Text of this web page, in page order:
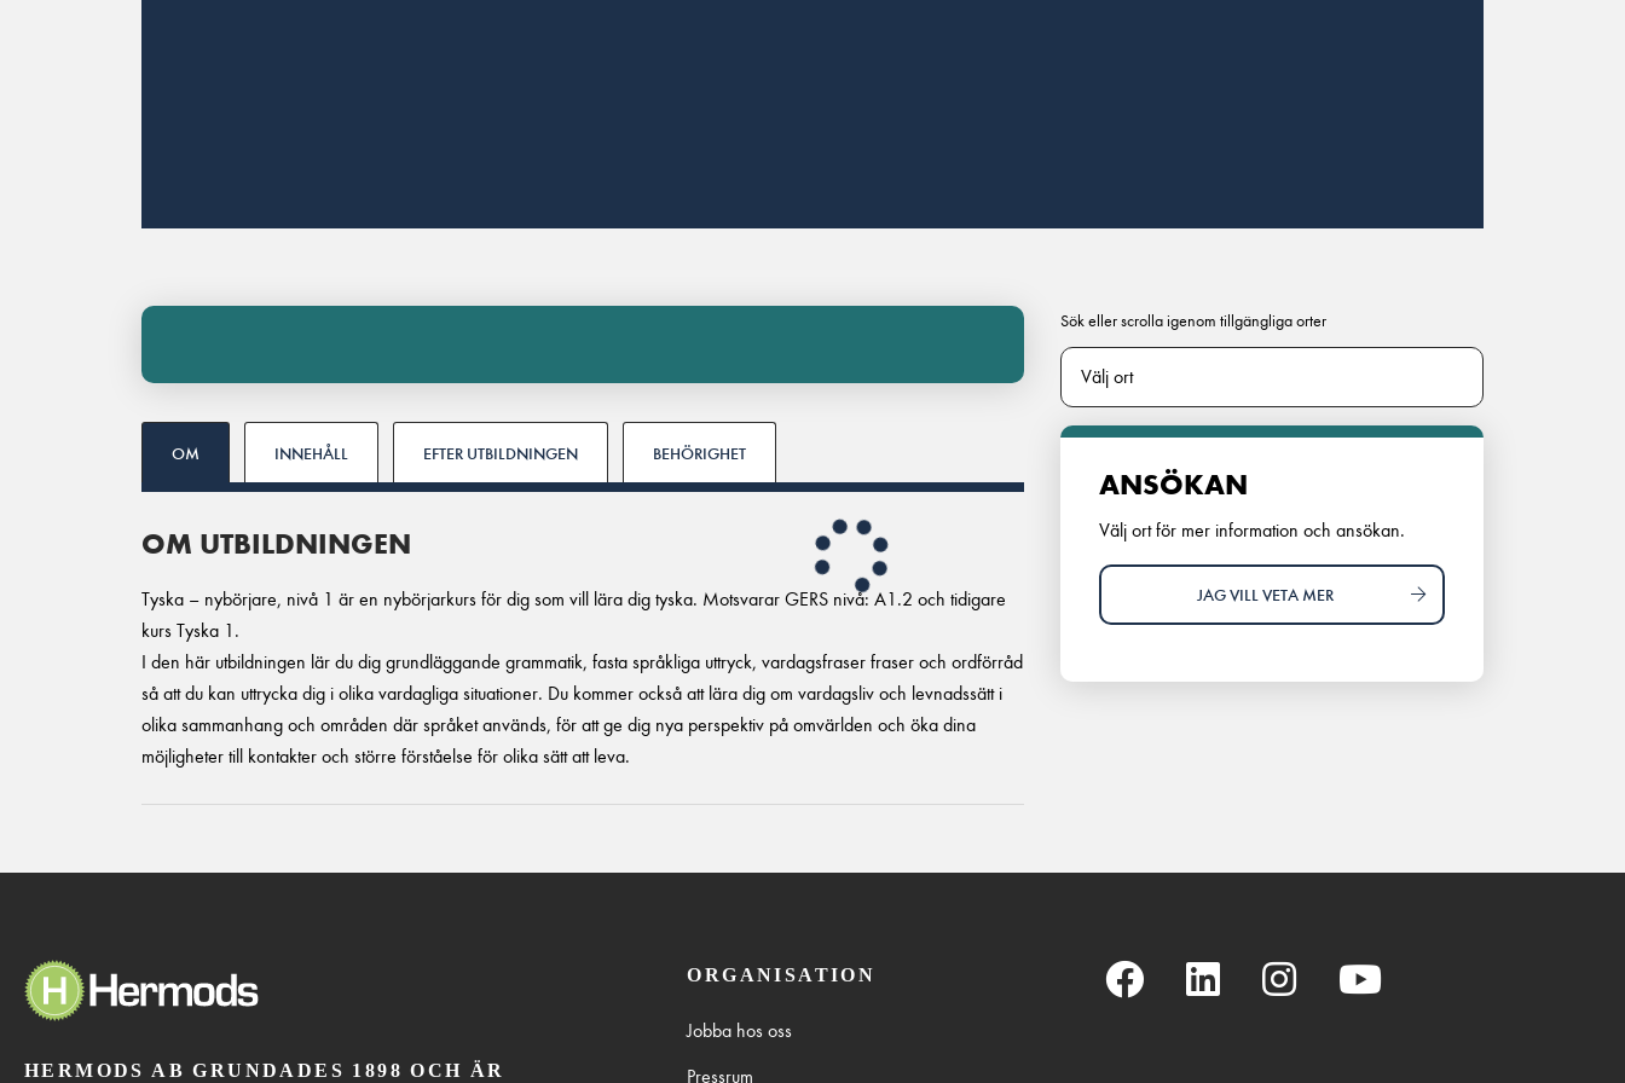
OM INNEHÅLL EFTER UTBILDNINGEN BEHÖRIGHET
OM UTBILDNINGEN
Tyska – nybörjare, nivå 1 är en nybörjarkurs för dig som vill lära dig tyska. Motsvarar GERS nivå: A1.2 och tidigare
kurs Tyska 1.
I den här utbildningen lär du dig grundläggande grammatik, fasta språkliga uttryck, vardagsfraser fraser och ordförråd
så att du kan uttrycka dig i olika vardagliga situationer. Du kommer också att lära dig om vardagsliv och levnadssätt i
olika sammanhang och områden där språket används, för att ge dig nya perspektiv på omvärlden och öka dina
möjligheter till kontakter och större förståelse för olika sätt att leva.
Sök eller scrolla igenom tillgängliga orter
ANSÖKAN
Välj ort för mer information och ansökan.
JAG VILL VETA MER
HERMODS AB GRUNDADES 1898 OCH ÄR
ORGANISATION
Jobba hos oss
Pressrum